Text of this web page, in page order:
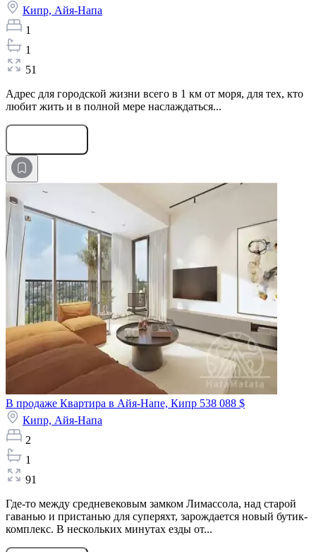
Кипр, Айя-Напа
1
1
51
Адрес для городской жизни всего в 1 км от моря, для тех, кто
любит жить и в полной мере наслаждаться...
В продаже Квартира в Айя-Напе, Кипр 538 088 $
Кипр, Айя-Напа
2
1
91
Где-то между средневековым замком Лимассола, над старой
гаванью и пристанью для суперяхт, зарождается новый бутик-
комплекс. В нескольких минутах езды от...